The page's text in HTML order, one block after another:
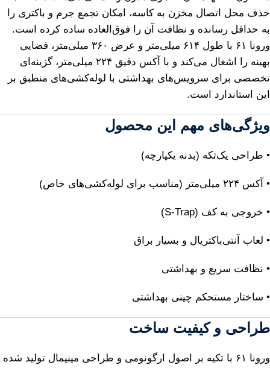
حذف محل اتصال مخزن به کاسه، امکان تجمع جرم و باکتری را
به حداقل رسانده و نظافت آن را فوق‌العاده ساده کرده است.
ورونا ۶۱ با طول ۶۱۴ میلی‌متر و عرض ۳۶۰ میلی‌متر، فضایی
بهینه را اشغال می‌کند و با آکس دقیق ۲۲۴ میلی‌متر، گزینه‌ای
تخصصی برای سرویس‌های بهداشتی با لوله‌کشی‌های منطبق بر
این استاندارد است.
ویژگی‌های مهم این محصول
• طراحی یک‌تکه (بدنه یکپارچه)
• آکس ۲۲۴ میلی‌متر (مناسب برای لوله‌کشی‌های خاص)
• خروجی به کف (S-Trap)
• لعاب آنتی‌باکتریال و بسیار براق
• نظافت سریع و بهداشتی
• ساختار مستحکم چینی بهداشتی
طراحی و کیفیت ساخت
ورونا ۶۱ با تکیه بر اصول ارگونومی و طراحی مینیمال تولید شده